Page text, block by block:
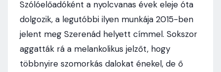
Szólóelőadóként a nyolcvanas évek eleje óta
dolgozik, a legutóbbi ilyen munkája 2015-ben
jelent meg Szerenád helyett címmel. Sokszor
aggatták rá a melankolikus jelzőt, hogy
többnyire szomorkás dalokat énekel, de ő